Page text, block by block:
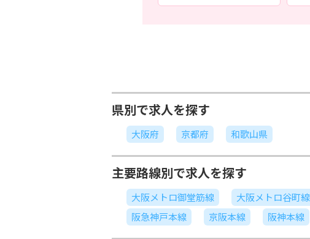
県別で求人を探す
大阪府 京都府 和歌山県
主要路線別で求人を探す
大阪メトロ御堂筋線 大阪メトロ谷町線
阪急神戸本線
京阪本線 阪神本線